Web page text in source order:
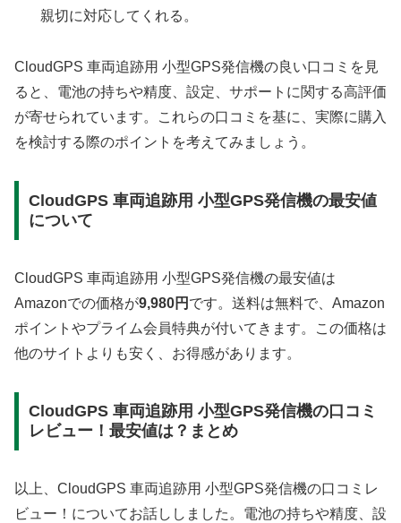
親切に対応してくれる。
CloudGPS 車両追跡用 小型GPS発信機の良い口コミを見
ると、電池の持ちや精度、設定、サポートに関する高評価
が寄せられています。これらの口コミを基に、実際に購入
を検討する際のポイントを考えてみましょう。
CloudGPS 車両追跡用 小型GPS発信機の最安値
について
CloudGPS 車両追跡用 小型GPS発信機の最安値は
Amazonでの価格が9,980円 です。送料は無料で、Amazon
ポイントやプライム会員特典が付いてきます。この価格は
他のサイトよりも安く、お得感があります。
CloudGPS 車両追跡用 小型GPS発信機の口コミ
レビュー！最安値は？まとめ
以上、CloudGPS 車両追跡用 小型GPS発信機の口コミレ
ビュー！についてお話ししました。電池の持ちや精度、設